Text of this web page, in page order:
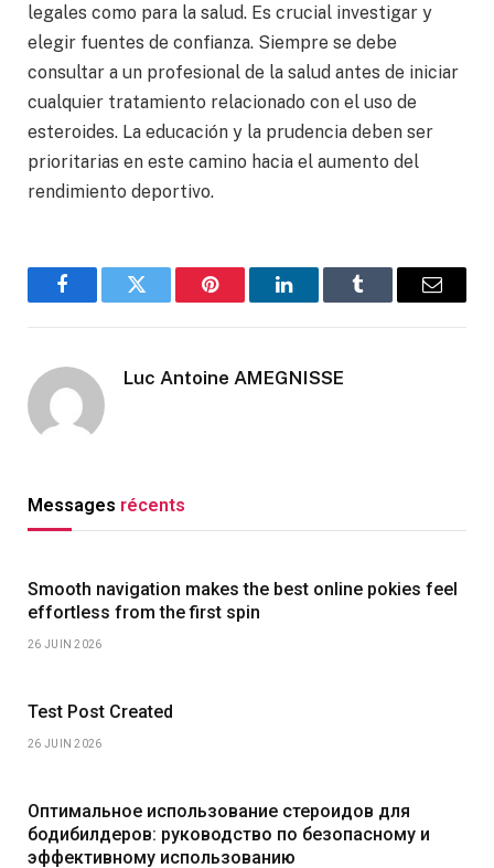
legales como para la salud. Es crucial investigar y
elegir fuentes de confianza. Siempre se debe
consultar a un profesional de la salud antes de iniciar
cualquier tratamiento relacionado con el uso de
esteroides. La educación y la prudencia deben ser
prioritarias en este camino hacia el aumento del
rendimiento deportivo.
FacebookTwitter Pinterest LinkedInTumblr Email
Luc Antoine AMEGNISSE
Messages récents
Smooth navigation makes the best online pokies feel
effortless from the first spin
26 JUIN 2026
Test Post Created
26 JUIN 2026
Оптимальное использование стероидов для
бодибилдеров: руководство по безопасному и
эффективному использованию